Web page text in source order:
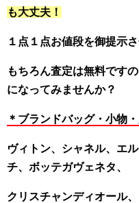
も大丈夫！
１点１点お値段を御提示
もちろん査定は無料です
になってみませんか？
＊ブランドバッグ・小物
ヴィトン、シャネル、エ
チ、ボッテガヴェネタ、
クリスチャンディオール